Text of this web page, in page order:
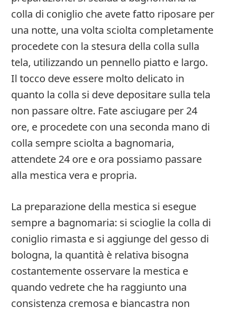
colla di coniglio che avete fatto riposare per
una notte, una volta sciolta completamente
procedete con la stesura della colla sulla
tela, utilizzando un pennello piatto e largo.
Il tocco deve essere molto delicato in
quanto la colla si deve depositare sulla tela
non passare oltre. Fate asciugare per 24
ore, e procedete con una seconda mano di
colla sempre sciolta a bagnomaria,
attendete 24 ore e ora possiamo passare
alla mestica vera e propria.
La preparazione della mestica si esegue
sempre a bagnomaria: si scioglie la colla di
coniglio rimasta e si aggiunge del gesso di
bologna, la quantità è relativa bisogna
costantemente osservare la mestica e
quando vedrete che ha raggiunto una
consistenza cremosa e biancastra non